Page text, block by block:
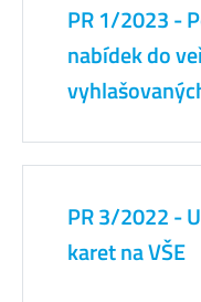
PR 1/2023 -
nabídek do
PR 3/2022 -
karet na VŠE